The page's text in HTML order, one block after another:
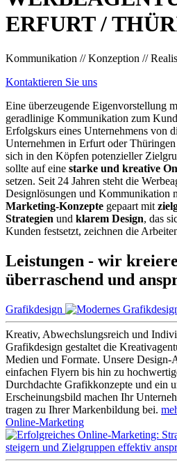
ERFURT /
Kommunikation // Konzeption //
Kontaktieren Sie uns
Eine überzeugende Eigenvorstellung
geradlinige Kommunikation zum
Erfolgskurs eines Unternehmens von
Unternehmen in Erfurt oder
sich in den Köpfen potenzieller
sollte auf eine starke und kreative
setzen. Seit 24 Jahren steht die
Designlösungen und Kommunikation
Marketing-Konzepte gepaart mit
Strategien und klarem Design, das
Kunden festsetzt, zeichnen die
Leistungen - wir
überraschend und
Grafikdesign
Kreativ, Abwechslungsreich und
Grafikdesign gestaltet die
Medien und Formate. Unsere Design-
einfachen Flyern bis hin zu
Durchdachte Grafikkonzepte und ein
Erscheinungsbild machen Ihr
tragen zu Ihrer Markenbildung bei.
Online-Marketing